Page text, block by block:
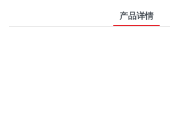
产品详情